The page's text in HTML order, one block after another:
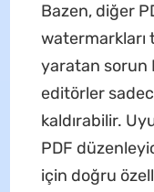
Bazen, diğer
watermarkları
yaratan sorun
editörler
kaldırabilir.
PDF
için doğru